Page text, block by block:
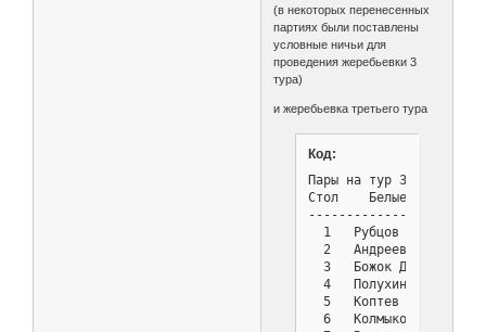
(в некоторых перенесенных
партиях были поставлены
условные ничьи для
проведения жеребьевки 3
тура)
и жеребьевка третьего тура
Код:
Пары на тур 3 - Турнир
Стол    Белые
1   Рубцов Виктор
2   Андреев
3   Божок Дмитрий
4   Полухин
5   Коптев Руслан
6   Колмыков